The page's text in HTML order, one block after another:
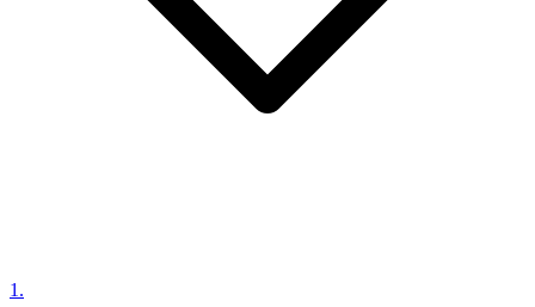
1 .